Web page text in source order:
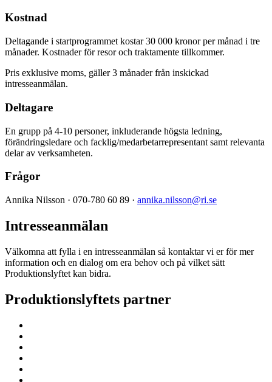
Kostnad
Deltagande i startprogrammet kostar 30 000 kronor per månad i tre
månader. Kostnader för resor och traktamente tillkommer.
Pris exklusive moms, gäller 3 månader från inskickad
intresseanmälan.
Deltagare
En grupp på 4-10 personer, inkluderande högsta ledning,
förändringsledare och facklig/medarbetarrepresentant samt relevanta
delar av verksamheten.
Frågor
Annika Nilsson · 070-780 60 89 · annika.nilsson@ri.se
Intresseanmälan
Välkomna att fylla i en intresseanmälan så kontaktar vi er för mer
information och en dialog om era behov och på vilket sätt
Produktionslyftet kan bidra.
Produktionslyftets partner